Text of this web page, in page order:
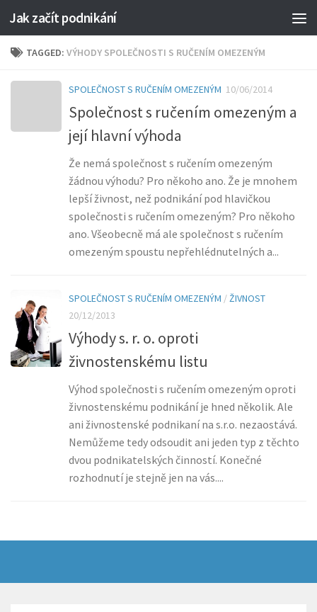
Jak začít podnikání
TAGGED: VÝHODY SPOLEČNOSTI S RUČENÍM OMEZENÝM
SPOLEČNOST S RUČENÍM OMEZENÝM 10/06/2014
Společnost s ručením omezeným a
její hlavní výhoda
Že nemá společnost s ručením omezeným
žádnou výhodu? Pro někoho ano. Že je mnohem
lepší živnost, než podnikání pod hlavičkou
společnosti s ručením omezeným? Pro někoho
ano. Všeobecně má ale společnost s ručením
omezeným spoustu nepřehlédnutelných a...
SPOLEČNOST S RUČENÍM OMEZENÝM /ŽIVNOST
20/12/2013
Výhody s. r. o. oproti
živnostenskému listu
Výhod společnosti s ručením omezeným oproti
živnostenskému podnikání je hned několik. Ale
ani živnostenské podnikaní na s.r.o. nezaostává.
Nemůžeme tedy odsoudit ani jeden typ z těchto
dvou podnikatelských činností. Konečné
rozhodnutí je stejně jen na vás....